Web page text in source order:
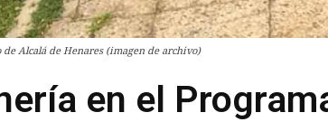
Alcalá de Henares (imagen de archivo)
en el